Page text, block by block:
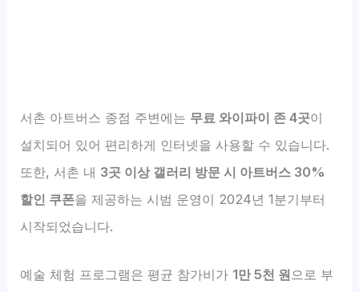
서촌 아트버스 종점 주변에는 무료 와이파이 존 4곳이
설치되어 있어 편리하게 인터넷을 사용할 수 있습니다.
또한, 서촌 내 3곳 이상 갤러리 방문 시 아트버스 30%
할인 쿠폰을 제공하는 시범 운영이 2024년 1분기부터
시작되었습니다.
예술 체험 프로그램은 평균 참가비가 1만 5천 원 으로 부